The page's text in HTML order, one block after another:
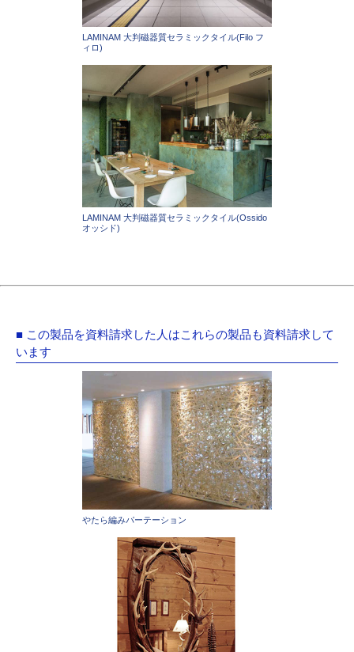
LAMINAM 大判磁器質セラミックタイル(Filo フ
ィロ)
LAMINAM 大判磁器質セラミックタイル(Ossido
オッシド)
■ この製品を資料請求した人はこれらの製品も資料請求して
います
やたら編みパーテーション